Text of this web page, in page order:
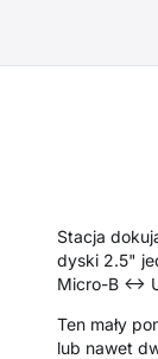
Stacja
dyski 2.5"
Micro-B <->
Ten mały
lub nawet